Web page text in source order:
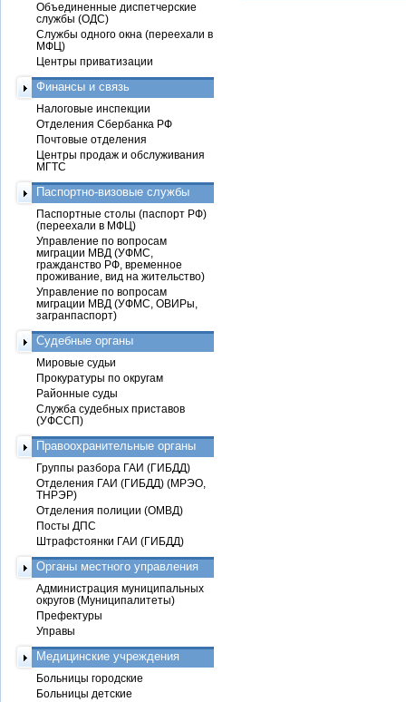
Объединенные диспетчерские
службы (ОДС)
Службы одного окна (переехали в
МФЦ)
Центры приватизации
Финансы и связь
Налоговые инспекции
Отделения Сбербанка РФ
Почтовые отделения
Центры продаж и обслуживания
МГТС
Паспортно-визовые службы
Паспортные столы (паспорт РФ)
(переехали в МФЦ)
Управление по вопросам
миграции МВД (УФМС,
гражданство РФ, временное
проживание, вид на жительство)
Управление по вопросам
миграции МВД (УФМС, ОВИРы,
загранпаспорт)
Судебные органы
Мировые судьи
Прокуратуры по округам
Районные суды
Служба судебных приставов
(УФССП)
Правоохранительные органы
Группы разбора ГАИ (ГИБДД)
Отделения ГАИ (ГИБДД) (МРЭО,
ТНРЭР)
Отделения полиции (ОМВД)
Посты ДПС
Штрафстоянки ГАИ (ГИБДД)
Органы местного управления
Администрация муниципальных
округов (Муниципалитеты)
Префектуры
Управы
Медицинские учреждения
Больницы городские
Больницы детские